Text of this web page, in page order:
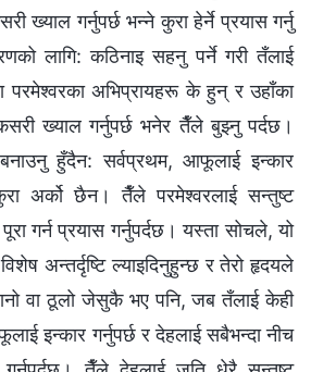
ख्याल गर्नुपर्छ भन्‍ने कुरा हेर्ने प्रयास गर्नु
लागि: कठिनाइ सहनु पर्ने गरी तँलाई
अभिप्रायहरू के हुन् र उहाँका
ख्याल गर्नुपर्छ भनेर तैँले बुझ्नु पर्दछ।
हुँदैन: सर्वप्रथम, आफूलाई इन्कार
अर्को छैन। तैँले परमेश्‍वरलाई सन्तुष्ट
गर्न प्रयास गर्नुपर्दछ। यस्ता सोचले, यो
अन्तर्दृष्टि ल्याइदिनुहुन्छ र तेरो हृदयले
वा ठूलो जेसुकै भए पनि, जब तँलाई केही
इन्कार गर्नुपर्छ र देहलाई सबैभन्दा नीच